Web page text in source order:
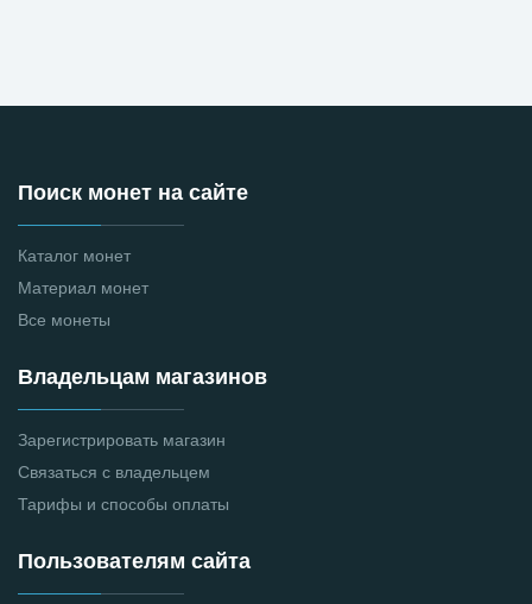
Поиск монет на сайте
Каталог монет
Материал монет
Все монеты
Владельцам магазинов
Зарегистрировать магазин
Связаться с владельцем
Тарифы и способы оплаты
Пользователям сайта